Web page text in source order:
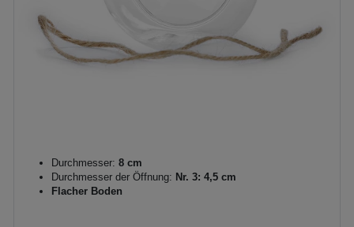
Durchmesser: 8 cm
Durchmesser der Öffnung: Nr. 3: 4,5 cm
Flacher Boden